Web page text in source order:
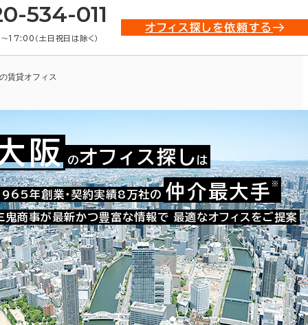
534-011
17:00（土日祝日は除く）
オフィス探しを依頼する
賃貸オフィス
お問い合わせ番号：009-01739
久太郎町3-1-27
阪 のオフィス探し は
年創業・契約実績8万社の 仲介最大手 ※
鬼商事が最新かつ豊富な情報で 最適なオフィスをご提案